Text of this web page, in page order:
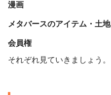
漫画
メタバースのアイテム・土地
会員権
それぞれ見ていきましょう。